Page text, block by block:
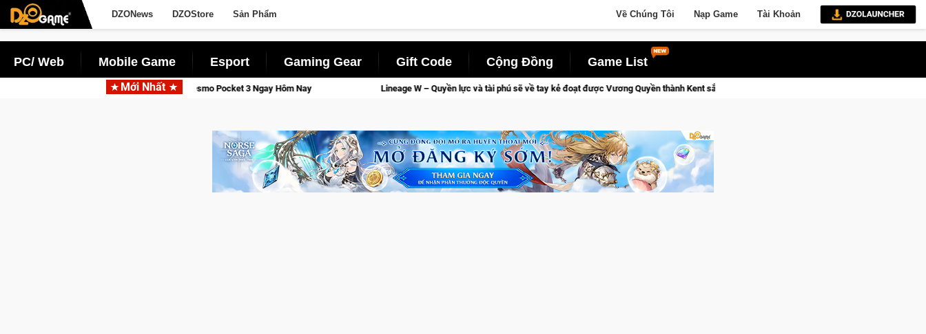
DZONews DZOStore Sản Phẩm Về Chúng Tôi Nạp Game Tài Khoản
PC/ Web Mobile Game Esport Gaming Gear Gift Code Cộng Đồng Game List
Mới Nhất
Săn DJI Osmo Pocket 3 Ngay Hôm Nay Lineage W – Quyền lực và tài phú sẽ về tay kẻ đoạt được Vương Quyền thành Kent sắp tới! Trial Xtreme Freedom – Game đua xe mô tô PvP sở hữu vật lý siêu